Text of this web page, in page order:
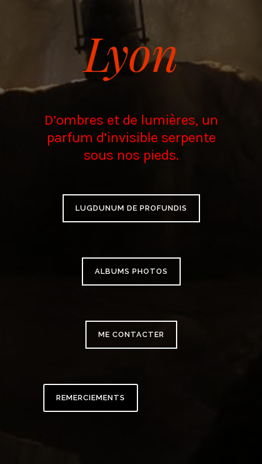
Lyon
D’ombres et de lumières, un
parfum d’invisible serpente
sous nos pieds.
LUGDUNUM DE PROFUNDIS
ALBUMS PHOTOS
ME CONTACTER
REMERCIEMENTS